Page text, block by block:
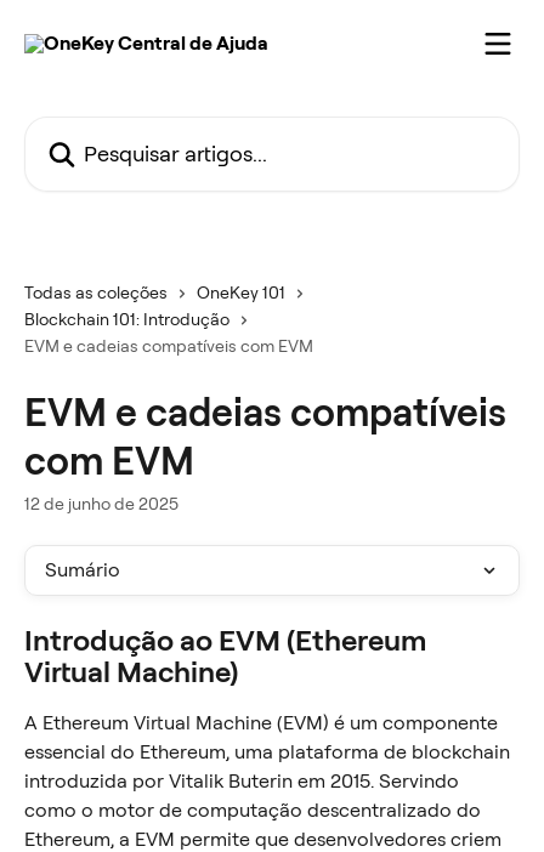
Todas as coleções
OneKey 101
Blockchain 101: Introdução
EVM e cadeias compatíveis com EVM
EVM e cadeias compatíveis
com EVM
12 de junho de 2025
Sumário
Introdução ao EVM (Ethereum
Virtual Machine)
A Ethereum Virtual Machine (EVM) é um componente
essencial do Ethereum, uma plataforma de blockchain
introduzida por Vitalik Buterin em 2015. Servindo
como o motor de computação descentralizado do
Ethereum, a EVM permite que desenvolvedores criem